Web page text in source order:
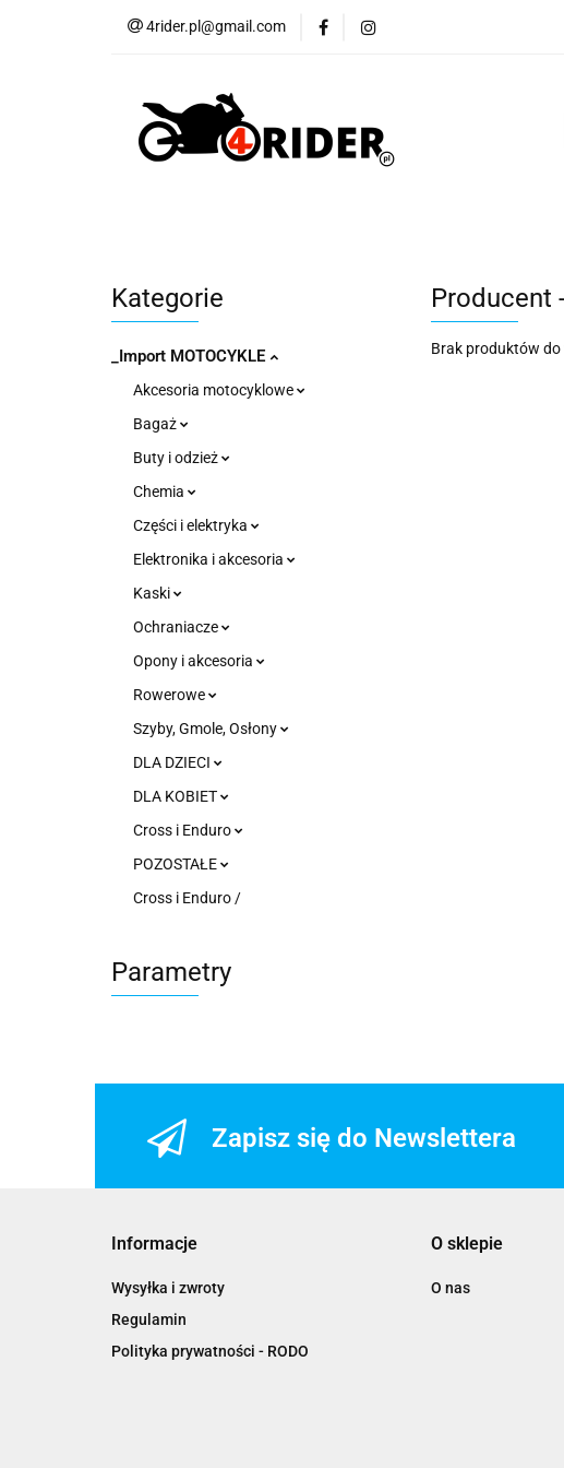
4rider.pl@gmail.com
Akcesoria motocyklowe
Kategorie
_Import MOTOCYKLE
Akcesoria motocyklowe
Bagaż
Buty i odzież
Chemia
Części i elektryka
Elektronika i akcesoria
Kaski
Ochraniacze
Opony i akcesoria
Rowerowe
Szyby, Gmole, Osłony
DLA DZIECI
DLA KOBIET
Cross i Enduro
POZOSTAŁE
Cross i Enduro /
Parametry
Producent
Brak produktów
Zapisz się do Newslettera
Informacje
Wysyłka i zwroty
Regulamin
Polityka prywatności - RODO
O sklepie
O nas